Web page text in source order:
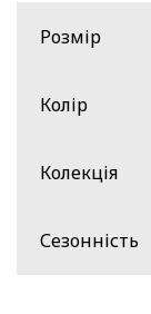
Розмір
Колір
Колекція
Сезонність